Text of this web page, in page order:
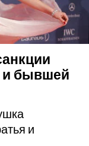
и бывшей
и